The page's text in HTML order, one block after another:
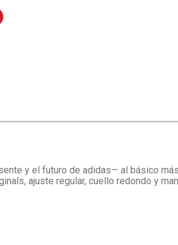
y el futuro de adidas— al básico
ajuste regular, cuello redondo y